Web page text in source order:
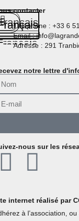
contacter
Téléphone : +33 6
Email :
Adresse : 291
notre lettre
nous sur les
internet réalisé par
à l’association,